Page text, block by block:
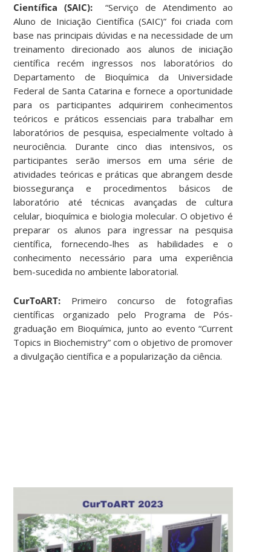
Científica (SAIC):
“Serviço de Atendimento ao
Aluno de Iniciação Científica (SAIC)” foi criada com
base nas principais dúvidas e na necessidade de um
treinamento direcionado aos alunos de iniciação
científica recém ingressos nos laboratórios do
Departamento de Bioquímica da Universidade
Federal de Santa Catarina e fornece a oportunidade
para os participantes adquirirem conhecimentos
teóricos e práticos essenciais para trabalhar em
laboratórios de pesquisa, especialmente voltado à
neurociência. Durante cinco dias intensivos, os
participantes serão imersos em uma série de
atividades teóricas e práticas que abrangem desde
biossegurança e procedimentos básicos de
laboratório até técnicas avançadas de cultura
celular, bioquímica e biologia molecular. O objetivo é
preparar os alunos para ingressar na pesquisa
científica, fornecendo-lhes as habilidades e o
conhecimento necessário para uma experiência
bem-sucedida no ambiente laboratorial.
CurToART: Primeiro concurso de fotografias
científicas organizado pelo Programa de Pós-
graduação em Bioquímica, junto ao evento “Current
Topics in Biochemistry” com o objetivo de promover
a divulgação científica e a popularização da ciência.